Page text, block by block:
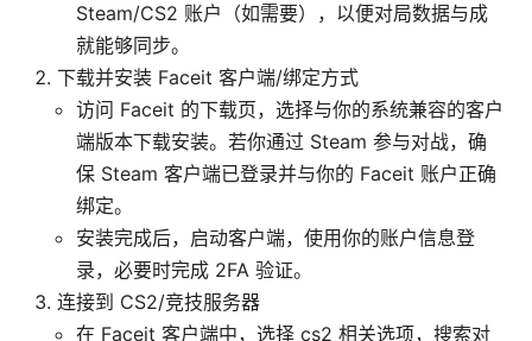
Steam/CS2 账户（如需要），以便对局数据与成
就能够同步。
下载并安装 Faceit 客户端/绑定方式
访问 Faceit 的下载页，选择与你的系统兼容的客户
端版本下载安装。若你通过 Steam 参与对战，确
保 Steam 客户端已登录并与你的 Faceit 账户正确
绑定。
安装完成后，启动客户端，使用你的账户信息登
录，必要时完成 2FA 验证。
连接到 CS2/竞技服务器
在 Faceit 客户端中，选择 cs2 相关选项，搜索对